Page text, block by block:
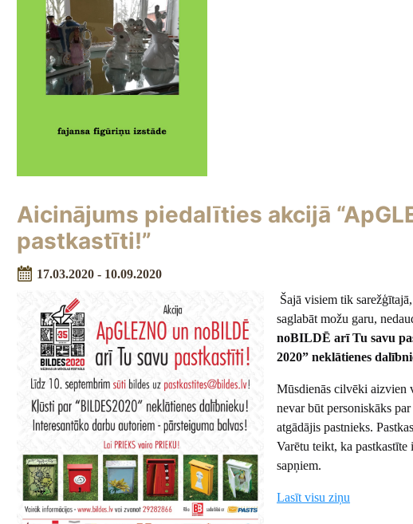
Aicinājums piedalīties akcijā
pastkastīti!”
17.03.2020 - 10.09.2020
Šajā visiem tik
saglabāt možu garu,
noBILDĒ arī Tu savu
2020” neklātienes
Mūsdienās cilvēki aizvien
nevar būt personiskāks
atgādājis pastnieks.
Varētu teikt, ka
sapņiem.
Lasīt visu ziņu